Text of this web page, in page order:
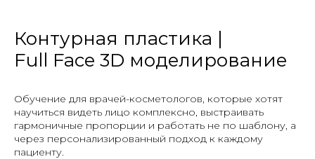
Контурная пластика |
Full Face 3D моделирование
Обучение для врачей-косметологов, которые хотят
научиться видеть лицо комплексно, выстраивать
гармоничные пропорции и работать не по шаблону, а
через персонализированный подход к каждому
пациенту.